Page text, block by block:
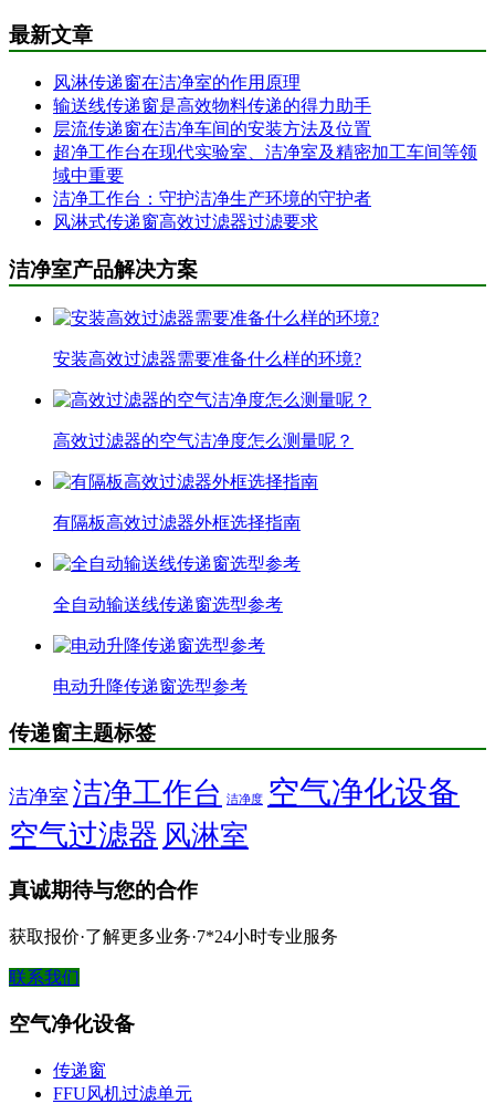
最新文章
风淋传递窗在洁净室的作用原理
输送线传递窗是高效物料传递的得力助手
层流传递窗在洁净车间的安装方法及位置
超净工作台在现代实验室、洁净室及精密加工车间等领
域中重要
洁净工作台：守护洁净生产环境的守护者
风淋式传递窗高效过滤器过滤要求
洁净室产品解决方案
安装高效过滤器需要准备什么样的环境?
高效过滤器的空气洁净度怎么测量呢？
有隔板高效过滤器外框选择指南
全自动输送线传递窗选型参考
电动升降传递窗选型参考
传递窗主题标签
洁净室 洁净工作台 洁净度 空气净化设备
空气过滤器 风淋室
真诚期待与您的合作
获取报价·了解更多业务·7*24小时专业服务
联系我们
空气净化设备
传递窗
FFU风机过滤单元